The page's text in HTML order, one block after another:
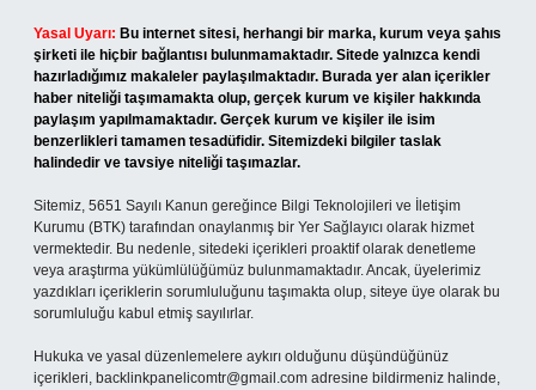
Yasal Uyarı: Bu internet sitesi, herhangi bir marka, kurum veya şahıs
şirketi ile hiçbir bağlantısı bulunmamaktadır. Sitede yalnızca kendi
hazırladığımız makaleler paylaşılmaktadır. Burada yer alan içerikler
haber niteliği taşımamakta olup, gerçek kurum ve kişiler hakkında
paylaşım yapılmamaktadır. Gerçek kurum ve kişiler ile isim
benzerlikleri tamamen tesadüfidir. Sitemizdeki bilgiler taslak
halindedir ve tavsiye niteliği taşımazlar.
Sitemiz, 5651 Sayılı Kanun gereğince Bilgi Teknolojileri ve İletişim
Kurumu (BTK) tarafından onaylanmış bir Yer Sağlayıcı olarak hizmet
vermektedir. Bu nedenle, sitedeki içerikleri proaktif olarak denetleme
veya araştırma yükümlülüğümüz bulunmamaktadır. Ancak, üyelerimiz
yazdıkları içeriklerin sorumluluğunu taşımakta olup, siteye üye olarak bu
sorumluluğu kabul etmiş sayılırlar.
Hukuka ve yasal düzenlemelere aykırı olduğunu düşündüğünüz
içerikleri, backlinkpanelicomtr@gmail.com adresine bildirmeniz halinde,